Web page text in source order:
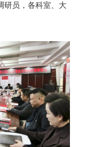
研员，各科室、大